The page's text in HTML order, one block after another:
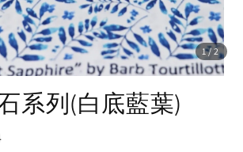
1/2
系列(白底藍葉)